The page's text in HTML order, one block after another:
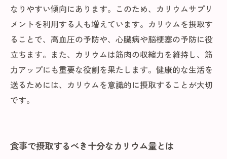
なりやすい傾向にあります。このため、カリウムサプリ
メントを利用する人も増えています。カリウムを摂取す
ることで、高血圧の予防や、心臓病や脳梗塞の予防に役
立ちます。また、カリウムは筋肉の収縮力を維持し、筋
力アップにも重要な役割を果たします。健康的な生活を
送るためには、カリウムを意識的に摂取することが大切
です。
食事で摂取するべき十分なカリウム量とは